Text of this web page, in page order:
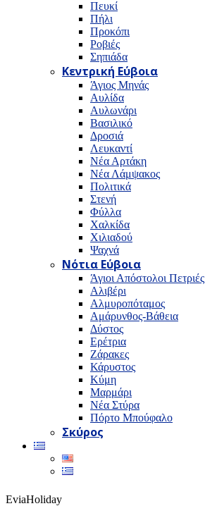
Πευκί
Πήλι
Προκόπι
Ροβιές
Σηπιάδα
Κεντρική Εύβοια
Άγιος Μηνάς
Αυλίδα
Αυλωνάρι
Βασιλικό
Δροσιά
Λευκαντί
Νέα Αρτάκη
Νέα Λάμψακος
Πολιτικά
Στενή
Φύλλα
Χαλκίδα
Χιλιαδού
Ψαχνά
Νότια Εύβοια
Άγιοι Απόστολοι Πετριές
Αλιβέρι
Αλμυροπόταμος
Αμάρυνθος-Βάθεια
Δύστος
Ερέτρια
Ζάρακες
Κάρυστος
Κύμη
Μαρμάρι
Νέα Στύρα
Πόρτο Μπούφαλο
Σκύρος
EviaHoliday